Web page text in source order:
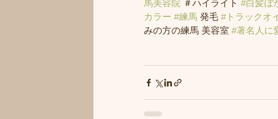
馬美容院 ＃ハイライト #白髪ぼ
カラー #練馬 発毛 #トラックオ
みの方の練馬 美容室 #著名人に